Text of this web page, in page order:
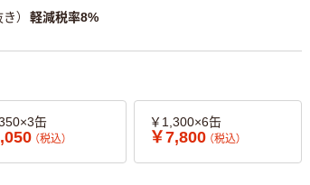
） 軽減税率8%
缶
（税込）
￥1,300×6缶
￥7,800 （税込）